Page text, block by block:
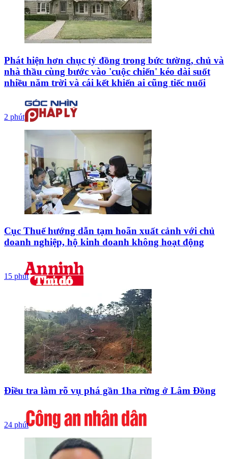
Phát hiện hơn chục tỷ đồng trong bức tường, chủ và
nhà thầu cùng bước vào 'cuộc chiến' kéo dài suốt
nhiều năm trời và cái kết khiến ai cũng tiếc nuối
2 phút
Cục Thuế hướng dẫn tạm hoãn xuất cảnh với chủ
doanh nghiệp, hộ kinh doanh không hoạt động
15 phút
Điều tra làm rõ vụ phá gần 1ha rừng ở Lâm Đồng
24 phút